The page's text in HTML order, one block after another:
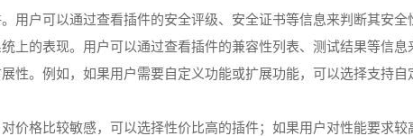
户可以通过查看插件的安全评级、安全证书等信息来判断其安全
的表现。用户可以通过查看插件的兼容性列表、测试结果等信息
性。例如，如果用户需要自定义功能或扩展功能，可以选择支持
格比较敏感，可以选择性价比高的插件；如果用户对性能要求较